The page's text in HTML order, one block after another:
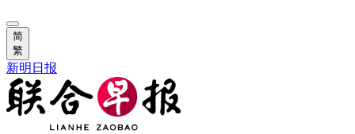
简
繁
新明日报